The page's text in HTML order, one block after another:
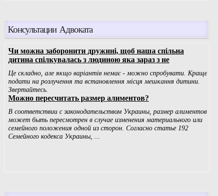
Консультации Адвоката